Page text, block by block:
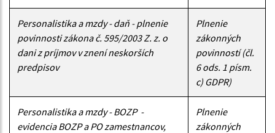
Personalistika a mzdy - daň - plnenie
povinnosti zákona č. 595/2003 Z. z. o
dani z príjmov v znení neskorších
predpisov
Plnenie
zákonných
povinností (čl.
6 ods. 1 písm.
c) GDPR)
Personalistika a mzdy - BOZP -
evidencia BOZP a PO zamestnancov,
Plnenie
zákonných